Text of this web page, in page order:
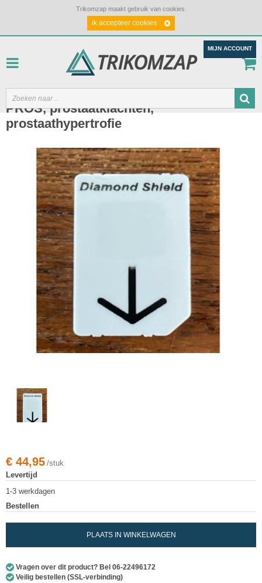
Trikomzap maakt gebruik van cookies.
ik accepteer cookies
MIJN ACCOUNT
PROS, prostaatklachten,
prostaathypertrofie
€ 44,95 /stuk
Levertijd
1-3 werkdagen
Bestellen
PLAATS IN WINKELWAGEN
Vragen over dit product? Bel 06-22496172
Veilig bestellen (SSL-verbinding)